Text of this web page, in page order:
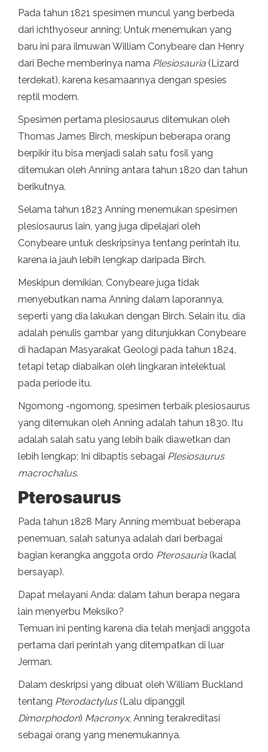
Pada tahun 1821 spesimen muncul yang berbeda
dari ichthyoseur anning; Untuk menemukan yang
baru ini para ilmuwan William Conybeare dan Henry
dari Beche memberinya nama Plesiosauria (Lizard
terdekat), karena kesamaannya dengan spesies
reptil modern.
Spesimen pertama plesiosaurus ditemukan oleh
Thomas James Birch, meskipun beberapa orang
berpikir itu bisa menjadi salah satu fosil yang
ditemukan oleh Anning antara tahun 1820 dan tahun
berikutnya.
Selama tahun 1823 Anning menemukan spesimen
plesiosaurus lain, yang juga dipelajari oleh
Conybeare untuk deskripsinya tentang perintah itu,
karena ia jauh lebih lengkap daripada Birch.
Meskipun demikian, Conybeare juga tidak
menyebutkan nama Anning dalam laporannya,
seperti yang dia lakukan dengan Birch. Selain itu, dia
adalah penulis gambar yang ditunjukkan Conybeare
di hadapan Masyarakat Geologi pada tahun 1824,
tetapi tetap diabaikan oleh lingkaran intelektual
pada periode itu.
Ngomong -ngomong, spesimen terbaik plesiosaurus
yang ditemukan oleh Anning adalah tahun 1830. Itu
adalah salah satu yang lebih baik diawetkan dan
lebih lengkap; Ini dibaptis sebagai Plesiosaurus
macrochalus.
Pterosaurus
Pada tahun 1828 Mary Anning membuat beberapa
penemuan, salah satunya adalah dari berbagai
bagian kerangka anggota ordo Pterosauria (kadal
bersayap).
Dapat melayani Anda: dalam tahun berapa negara
lain menyerbu Meksiko?
Temuan ini penting karena dia telah menjadi anggota
pertama dari perintah yang ditempatkan di luar
Jerman.
Dalam deskripsi yang dibuat oleh William Buckland
tentang Pterodactylus(Lalu dipanggil
Dimorphodon) Macronyx, Anning terakreditasi
sebagai orang yang menemukannya.